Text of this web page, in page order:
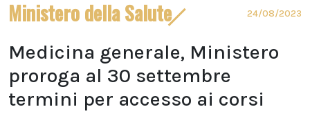
Ministero della Salute 24/08/2023
Medicina generale, Ministero
proroga al 30 settembre
termini per accesso ai corsi